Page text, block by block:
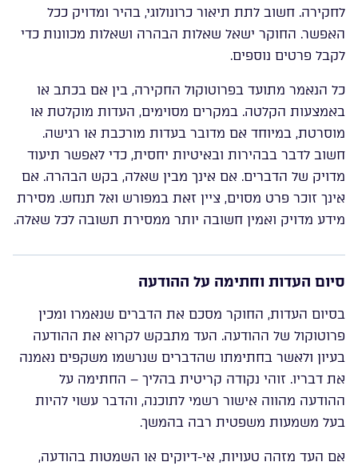
לחקירה. חשוב לתת תיאור כרונולוגי, בהיר ומדויק ככל
האפשר. החוקר ישאל שאלות הבהרה ושאלות מכוונות כדי
לקבל פרטים נוספים.
כל הנאמר מתועד בפרוטוקול החקירה, בין אם בכתב או
באמצעות הקלטה. במקרים מסוימים, העדות מוקלטת או
מוסרטת, במיוחד אם מדובר בעדות מורכבת או רגישה.
חשוב לדבר בבהירות ובאיטיות יחסית, כדי לאפשר תיעוד
מדויק של הדברים. אם אינך מבין שאלה, בקש הבהרה. אם
אינך זוכר פרט מסוים, ציין זאת במפורש ואל תנחש. מסירת
מידע מדויק ואמין חשובה יותר ממסירת תשובה לכל שאלה.
סיום העדות וחתימה על ההודעה
בסיום העדות, החוקר מסכם את הדברים שנאמרו ומכין
פרוטוקול של ההודעה. העד מתבקש לקרוא את ההודעה
בעיון ולאשר בחתימתו שהדברים שנרשמו משקפים נאמנה
את דבריו. זוהי נקודה קריטית בהליך – החתימה על
ההודעה מהווה אישור רשמי לתוכנה, והדבר עשוי להיות
בעל משמעות משפטית רבה בהמשך.
אם העד מזהה טעויות, אי-דיוקים או השמטות בהודעה,